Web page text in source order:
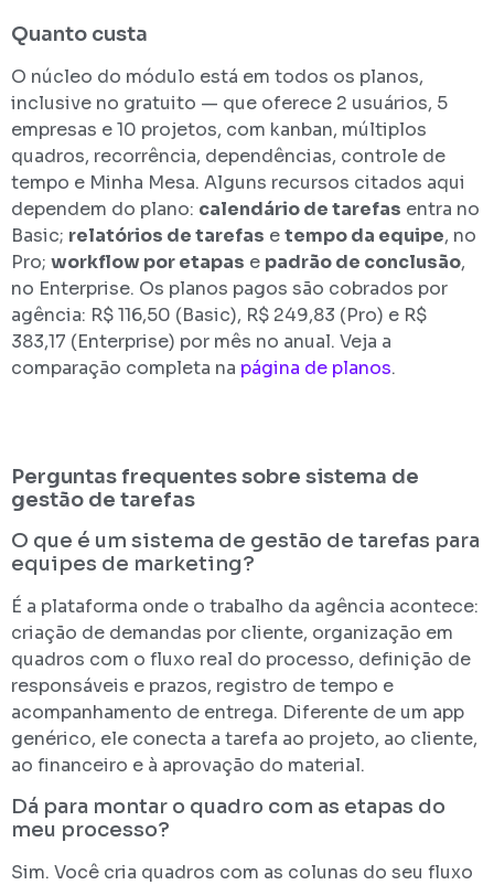
Quanto custa
O núcleo do módulo está em todos os planos,
inclusive no gratuito — que oferece 2 usuários, 5
empresas e 10 projetos, com kanban, múltiplos
quadros, recorrência, dependências, controle de
tempo e Minha Mesa. Alguns recursos citados aqui
dependem do plano: calendário de tarefas entra no
Basic; relatórios de tarefas etempo da equipe, no
Pro; workflow por etapas e padrão de conclusão,
no Enterprise. Os planos pagos são cobrados por
agência: R$ 116,50 (Basic), R$ 249,83 (Pro) e R$
383,17 (Enterprise) por mês no anual. Veja a
comparação completa na página de planos.
Perguntas frequentes sobre sistema de
gestão de tarefas
O que é um sistema de gestão de tarefas para
equipes de marketing?
É a plataforma onde o trabalho da agência acontece:
criação de demandas por cliente, organização em
quadros com o fluxo real do processo, definição de
responsáveis e prazos, registro de tempo e
acompanhamento de entrega. Diferente de um app
genérico, ele conecta a tarefa ao projeto, ao cliente,
ao financeiro e à aprovação do material.
Dá para montar o quadro com as etapas do
meu processo?
Sim. Você cria quadros com as colunas do seu fluxo